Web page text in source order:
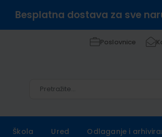
Besplatna dostava za sve
Poslovnice
Škola Ured Odlaganje i